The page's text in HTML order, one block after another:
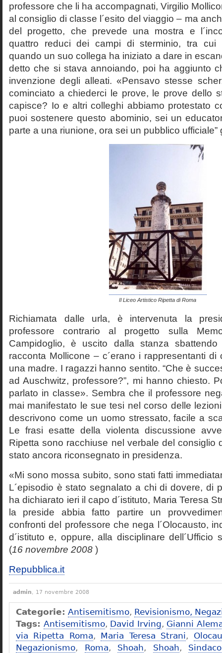
professore che li ha accompagnati, Virgilio
al consiglio di classe l´esito del viaggio – ma
del progetto, che prevede una mostra e
quattro reduci dei campi di sterminio, tra cui
quando un suo collega ha iniziato a dare in
detto che si stava annoiando, poi ha aggiunto
invenzione degli alleati. «Pensavo stesse
cominciato a chiederci le prove, le prove dello
capisce? Io e altri colleghi abbiamo protestato
puoi sostenere questo abominio, sei un
parte a una riunione, ora sei un pubblico ufficiale”
Il Liceo Artistico Ripetta di Roma
Richiamata dalle urla, è intervenuta la
professore contrario al progetto sulla
Campidoglio, è uscito dalla stanza
racconta Mollicone – c´erano i rappresentanti
una madre. I ragazzi hanno sentito. “Che è
ad Auschwitz, professore?”, mi hanno chiesto.
parlato in classe». Sembra che il professore
mai manifestato le sue tesi nel corso delle
descrivono come un uomo stressato, facile a
Le frasi esatte della violenta discussione
Ripetta sono racchiuse nel verbale del consiglio
stato ancora riconsegnato in presidenza.
«Mi sono mossa subito, sono stati fatti
L´episodio è stato segnalato a chi di dovere, di
ha dichiarato ieri il capo d´istituto, Maria Teresa
la preside abbia fatto partire un
confronti del professore che nega l´Olocausto,
d´istituto e, oppure, alla disciplinare dell´Ufficio
(16 novembre 2008 )
Repubblica.it
admin, 17 novembre 2008
Categorie: Antisemitismo, Revisionismo,
Tags: Antisemitismo, David Irving, Gianni
via Ripetta Roma, Maria Teresa Strani,
Negazionismo, Roma, Shoah, Shoah,